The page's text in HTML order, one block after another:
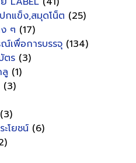
กแข็ง,สมุดโน็ต (25)
ๆ (17)
เพื่อการบรรจุ (134)
ตร (3)
(1)
(3)
(3)
โยชน์ (6)